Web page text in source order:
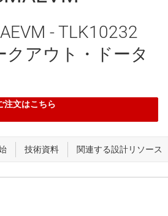
- TLK10232
クアウト・ドータ
注文はこちら